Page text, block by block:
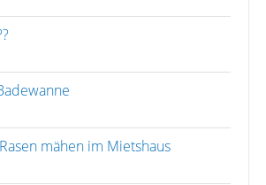
mähen im Mietshaus